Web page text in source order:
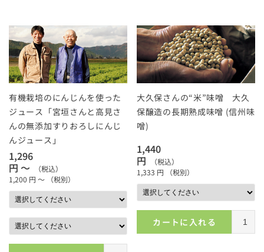
有機栽培のにんじんを使った
ジュース「宮垣さんと高見さ
んの無添加すりおろしにんじ
んジュース」
1,296
円 ～
（税込）
1,200 円 ～ （税別）
大久保さんの“米”味噌 大久
保醸造の長期熟成味噌 (信州味
噌)
1,440
円
（税込）
1,333 円 （税別）
カートに入れる